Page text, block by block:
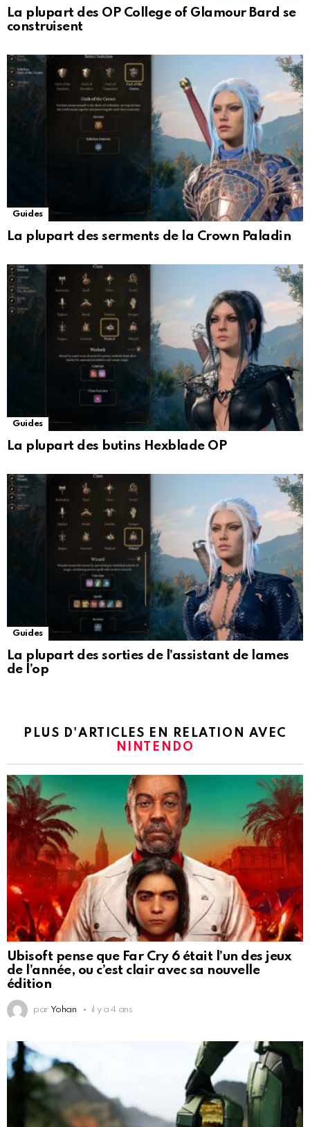
La plupart des OP College of Glamour Bard se
construisent
Guides
La plupart des serments de la Crown Paladin
Guides
La plupart des butins Hexblade OP
Guides
La plupart des sorties de l’assistant de lames
de l’op
PLUS D'ARTICLES EN RELATION AVEC
NINTENDO
Ubisoft pense que Far Cry 6 était l’un des jeux
de l’année, ou c’est clair avec sa nouvelle
édition
par Yohan il y a 4 ans